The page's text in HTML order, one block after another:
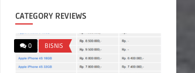
CATEGORY REVIEWS
0 BISNIS